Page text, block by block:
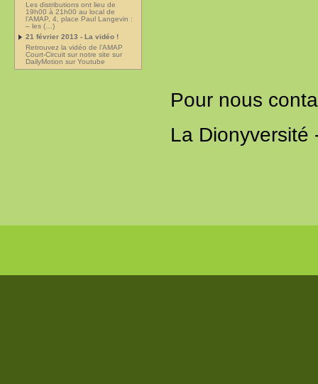
Pour nous
La Dionyversité
Les distributions ont lieu de
19h00 à 21h00 au local de
l’AMAP, 4, place Paul Langevin :
– les (…)
21 février 2013 - La vidéo !
Retrouvez la vidéo de l’AMAP
Court-Circuit sur notre site sur
DailyMotion sur Youtube